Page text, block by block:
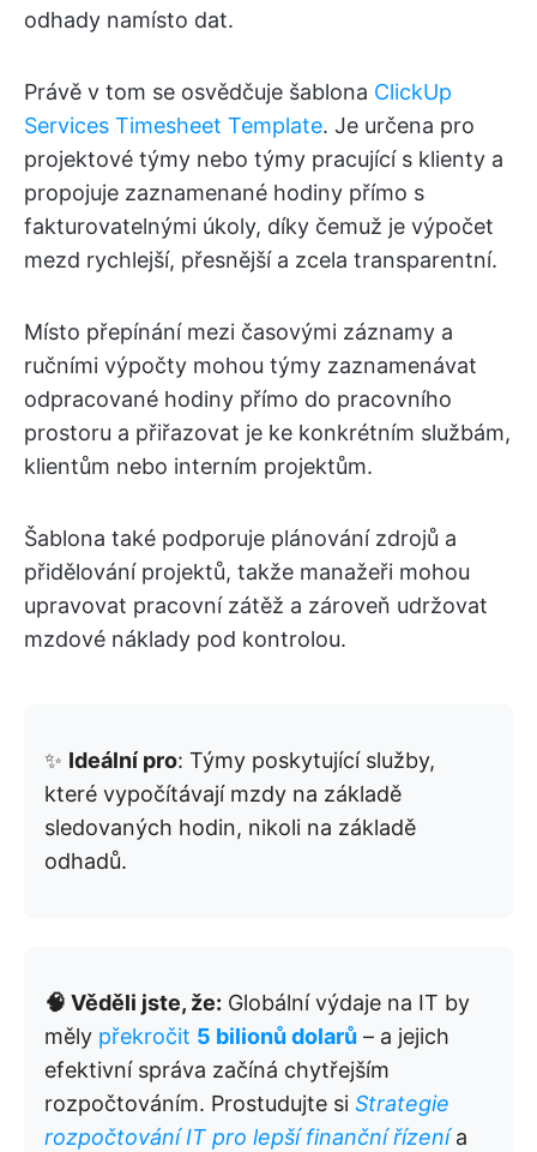
odhady namísto dat.
Právě v tom se osvědčuje šablona ClickUp
Services Timesheet Template. Je určena pro
projektové týmy nebo týmy pracující s klienty a
propojuje zaznamenané hodiny přímo s
fakturovatelnými úkoly, díky čemuž je výpočet
mezd rychlejší, přesnější a zcela transparentní.
Místo přepínání mezi časovými záznamy a
ručními výpočty mohou týmy zaznamenávat
odpracované hodiny přímo do pracovního
prostoru a přiřazovat je ke konkrétním službám,
klientům nebo interním projektům.
Šablona také podporuje plánování zdrojů a
přidělování projektů, takže manažeři mohou
upravovat pracovní zátěž a zároveň udržovat
mzdové náklady pod kontrolou.
✨ Ideální pro: Týmy poskytující služby,
které vypočítávají mzdy na základě
sledovaných hodin, nikoli na základě
odhadů.
🧠 Věděli jste, že: Globální výdaje na IT by
měly překročit 5 bilionů dolarů – a jejich
efektivní správa začíná chytřejším
rozpočtováním. Prostudujte si Strategie
rozpočtování IT pro lepší finanční řízení a